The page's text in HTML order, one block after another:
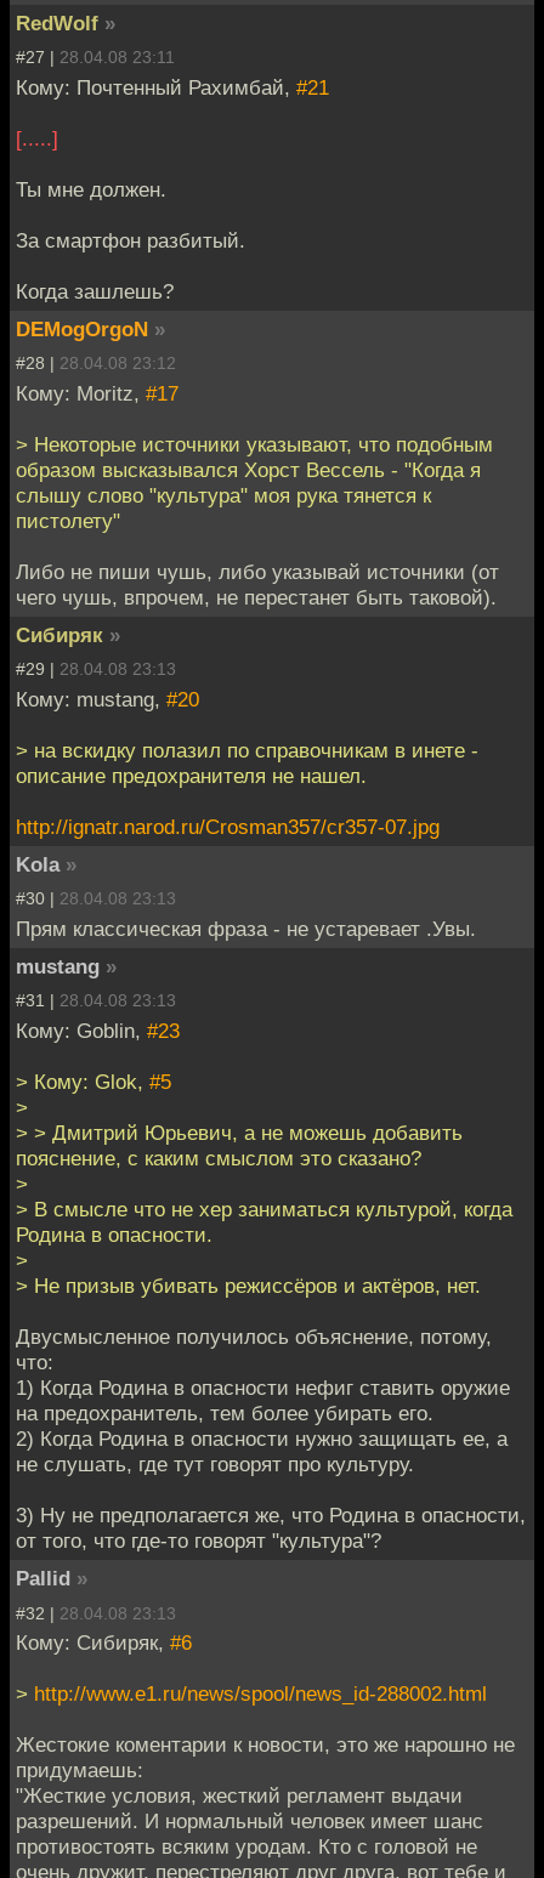
RedWolf »
#27 | 28.04.08 23:11
Кому: Почтенный Рахимбай, #21
[.....]
Ты мне должен.
За смартфон разбитый.
Когда зашлешь?
DEMogOrgoN »
#28 | 28.04.08 23:12
Кому: Moritz, #17
> Некоторые источники указывают, что подобным
образом высказывался Хорст Вессель - "Когда я
слышу слово "культура" моя рука тянется к
пистолету"
Либо не пиши чушь, либо указывай источники (от
чего чушь, впрочем, не перестанет быть таковой).
Сибиряк »
#29 | 28.04.08 23:13
Кому: mustang, #20
> на вскидку полазил по справочникам в инете -
описание предохранителя не нашел.
http://ignatr.narod.ru/Crosman357/cr357-07.jpg
Kola »
#30 | 28.04.08 23:13
Прям классическая фраза - не устаревает .Увы.
mustang »
#31 | 28.04.08 23:13
Кому: Goblin, #23
> Кому: Glok, #5
>
> > Дмитрий Юрьевич, а не можешь добавить
пояснение, с каким смыслом это сказано?
>
> В смысле что не хер заниматься культурой, когда
Родина в опасности.
>
> Не призыв убивать режиссёров и актёров, нет.
Двусмысленное получилось объяснение, потому,
что:
1) Когда Родина в опасности нефиг ставить оружие
на предохранитель, тем более убирать его.
2) Когда Родина в опасности нужно защищать ее, а
не слушать, где тут говорят про культуру.
3) Ну не предполагается же, что Родина в опасности,
от того, что где-то говорят "культура"?
Pallid »
#32 | 28.04.08 23:13
Кому: Сибиряк, #6
> http://www.e1.ru/news/spool/news_id-288002.html
Жестокие коментарии к новости, это же нарошно не
придумаешь:
"Жесткие условия, жесткий регламент выдачи
разрешений. И нормальный человек имеет шанс
противостоять всяким уродам. Кто с головой не
очень дружит, перестреляют друг друга, вот тебе и